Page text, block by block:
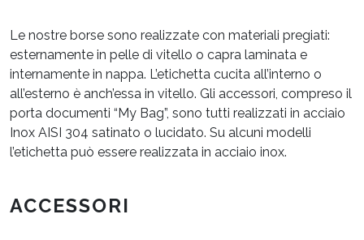
Le nostre borse sono realizzate con materiali pregiati:
esternamente in pelle di vitello o capra laminata e
internamente in nappa. L’etichetta cucita all’interno o
all’esterno è anch’essa in vitello. Gli accessori, compreso il
porta documenti “My Bag”, sono tutti realizzati in acciaio
Inox AISI 304 satinato o lucidato. Su alcuni modelli
l’etichetta può essere realizzata in acciaio inox.
ACCESSORI